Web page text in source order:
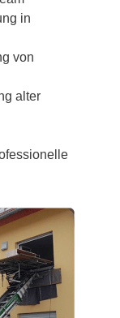
in
von
alter